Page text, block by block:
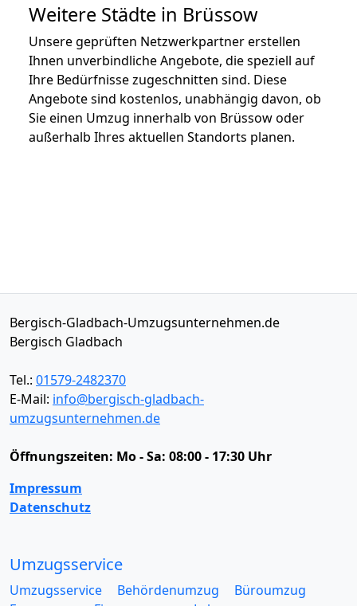
Weitere Städte in Brüssow
Unsere geprüften Netzwerkpartner erstellen
Ihnen unverbindliche Angebote, die speziell auf
Ihre Bedürfnisse zugeschnitten sind. Diese
Angebote sind kostenlos, unabhängig davon, ob
Sie einen Umzug innerhalb von Brüssow oder
außerhalb Ihres aktuellen Standorts planen.
Bergisch-Gladbach-Umzugsunternehmen.de
Bergisch Gladbach
Tel.: 01579-2482370
E-Mail: info@bergisch-gladbach-
umzugsunternehmen.de
Öffnungszeiten: Mo - Sa: 08:00 - 17:30 Uhr
Impressum
Datenschutz
Umzugsservice
Umzugsservice Behördenumzug
Büroumzug